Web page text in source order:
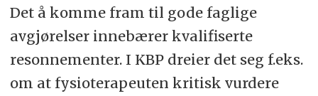
Det å komme fram til gode faglige
avgjørelser innebærer kvalifiserte
resonnementer. I KBP dreier det seg f.eks.
om at fysioterapeuten kritisk vurdere